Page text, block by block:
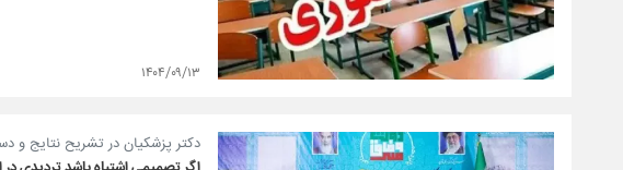
۱۴۰۴/۰۹/۱۳
دکتر پزشکیان در تشریح نتایج و